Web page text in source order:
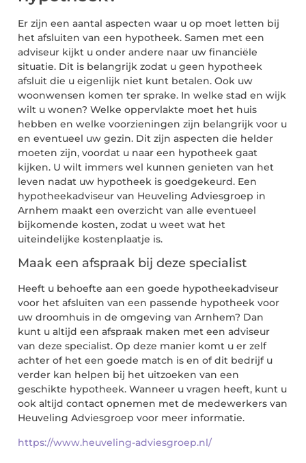
Er zijn een aantal aspecten waar u op moet letten bij
het afsluiten van een hypotheek. Samen met een
adviseur kijkt u onder andere naar uw financiële
situatie. Dit is belangrijk zodat u geen hypotheek
afsluit die u eigenlijk niet kunt betalen. Ook uw
woonwensen komen ter sprake. In welke stad en wijk
wilt u wonen? Welke oppervlakte moet het huis
hebben en welke voorzieningen zijn belangrijk voor u
en eventueel uw gezin. Dit zijn aspecten die helder
moeten zijn, voordat u naar een hypotheek gaat
kijken. U wilt immers wel kunnen genieten van het
leven nadat uw hypotheek is goedgekeurd. Een
hypotheekadviseur van Heuveling Adviesgroep in
Arnhem maakt een overzicht van alle eventueel
bijkomende kosten, zodat u weet wat het
uiteindelijke kostenplaatje is.
Maak een afspraak bij deze specialist
Heeft u behoefte aan een goede hypotheekadviseur
voor het afsluiten van een passende hypotheek voor
uw droomhuis in de omgeving van Arnhem? Dan
kunt u altijd een afspraak maken met een adviseur
van deze specialist. Op deze manier komt u er zelf
achter of het een goede match is en of dit bedrijf u
verder kan helpen bij het uitzoeken van een
geschikte hypotheek. Wanneer u vragen heeft, kunt u
ook altijd contact opnemen met de medewerkers van
Heuveling Adviesgroep voor meer informatie.
https://www.heuveling-adviesgroep.nl/